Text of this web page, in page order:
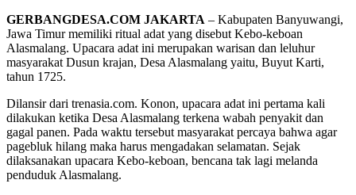
GERBANGDESA.COM JAKARTA – Kabupaten Banyuwangi,
Jawa Timur memiliki ritual adat yang disebut Kebo-keboan
Alasmalang. Upacara adat ini merupakan warisan dan leluhur
masyarakat Dusun krajan, Desa Alasmalang yaitu, Buyut Karti,
tahun 1725.
Dilansir dari trenasia.com. Konon, upacara adat ini pertama kali
dilakukan ketika Desa Alasmalang terkena wabah penyakit dan
gagal panen. Pada waktu tersebut masyarakat percaya bahwa agar
pagebluk hilang maka harus mengadakan selamatan. Sejak
dilaksanakan upacara Kebo-keboan, bencana tak lagi melanda
penduduk Alasmalang.